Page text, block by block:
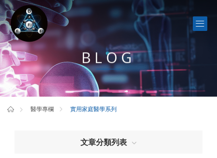
BLOG
醫學專欄 實用家庭醫學系列
文章分類列表